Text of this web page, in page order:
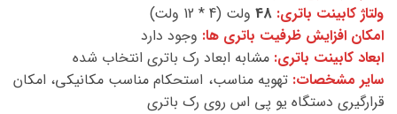
ولتاژ کابینت باتری: 48 ولت (4 * 12 ولت)
امکان افزایش ظرفیت باتری ها: وجود دارد
ابعاد کابینت باتری: مشابه ابعاد رک باتری انتخاب شده
سایر مشخصات: تهویه مناسب، استحکام مناسب مکانیکی، امکان
قرارگیری دستگاه یو پی اس روی رک باتری